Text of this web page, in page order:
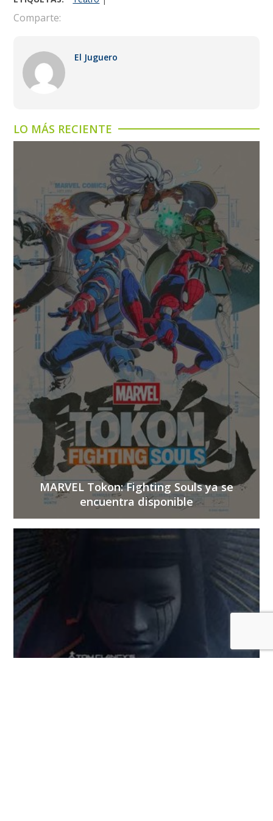
Comparte:
El Juguero
LO MÁS RECIENTE
MARVEL Tokon: Fighting Souls ya se
encuentra disponible